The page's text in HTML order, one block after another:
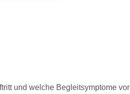
und welche Begleitsymptome